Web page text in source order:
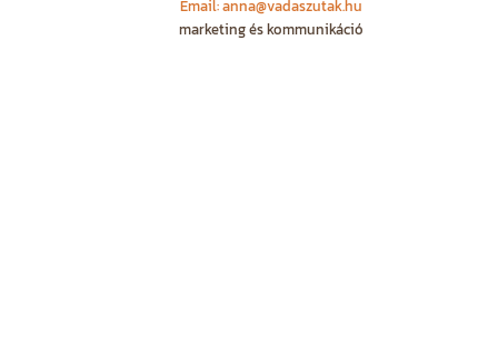
Email: anna@vadaszutak.hu
marketing és kommunikáció